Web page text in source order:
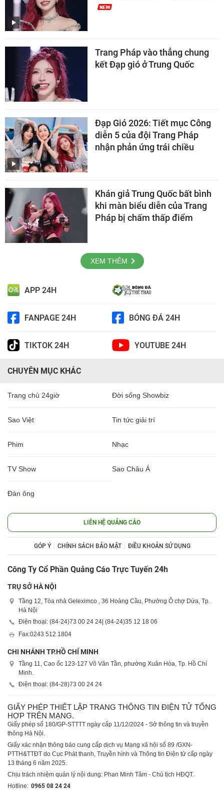
Trang Pháp vào thẳng chung
kết Đạp gió ở Trung Quốc
Đạp Gió 2026: Tiết mục Công
diễn 5 của đội Trang Pháp
nhận phản ứng trái chiều
Khán giả Trung Quốc bất bình
khi màn biểu diễn của Trang
Pháp bị chấm thấp điểm
XEM THÊM
APP 24H
FANPAGE 24H BÓNG ĐÁ 24H
TIKTOK 24H YOUTUBE 24H
CHUYÊN MỤC KHÁC
Trang chủ 24giờ Đời sống Showbiz
Sao Việt Tin tức giải trí
Phim Nhạc
TV Show Sao Châu Á
Đàn ông
LIÊN HỆ QUẢNG CÁO
GÓP Ý CHÍNH SÁCH BẢO MẬT ĐIỀU KHOẢN SỬ DỤNG
Công Ty Cổ Phần Quảng Cáo Trực Tuyến 24h
TRỤ SỞ HÀ NỘI
Tầng 12, Tòa nhà Geleximco , 36 Hoàng Cầu, Phường Ô chợ Dừa, Tp.
Hà Nội
Điện thoại: (84-24)73 00 24 24 | (84-24)35 12 18 06
Fax:0243 512 1804
CHI NHÁNH TP.HỒ CHÍ MINH
Tầng 11, Cao ốc 123-127 Võ Văn Tần, phường Xuân Hòa, Tp. Hồ Chí
Minh.
Điện thoại: (84-28)73 00 24 24
GIẤY PHÉP THIẾT LẬP TRANG THÔNG TIN ĐIỆN TỬ TỔNG
HỢP TRÊN MẠNG.
Giấy phép số 180/GP-STTTT ngày cấp 11/12/2024 - Sở thông tin và truyền
thông Hà Nội.
Giấy xác nhận thông báo cung cấp dịch vụ Mạng xã hội số 89 /GXN-
PTTH&TTĐT do Cục Phát thanh, Truyền hình và Thông tin Điện tử cấp ngày
13 tháng 6 năm 2025.
Chịu trách nhiệm quản lý nội dung: Phan Minh Tâm - Chủ tịch HĐQT.
Hotline: 0965 08 24 24